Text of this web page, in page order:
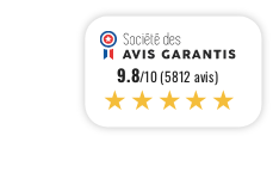
9.8/10 (5812 avis)
★★★★★